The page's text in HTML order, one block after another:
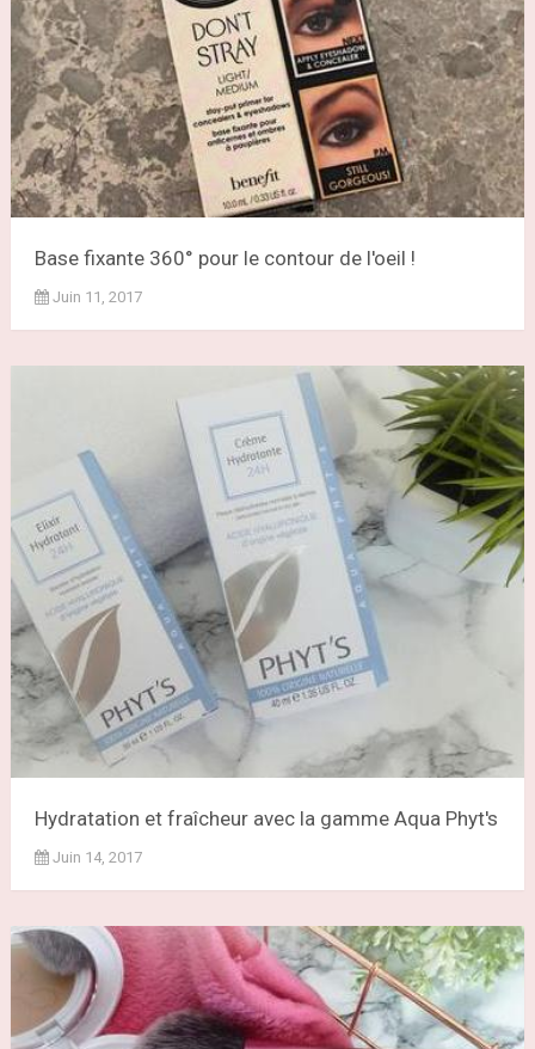
Base fixante 360° pour le contour de l'oeil !
Juin 11, 2017
Hydratation et fraîcheur avec la gamme Aqua Phyt's
Juin 14, 2017